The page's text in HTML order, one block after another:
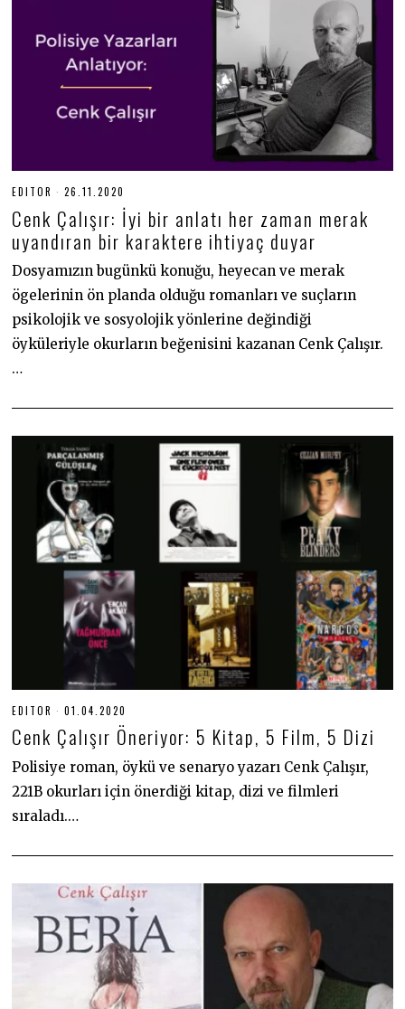
EDITOR 26.11.2020
6
.
1
1
2
2
0
Cenk Çalışır: İyi bir anlatı her zaman merak
uyandıran bir karaktere ihtiyaç duyar
Dosyamızın bugünkü konuğu, heyecan ve merak
ögelerinin ön planda olduğu romanları ve suçların
psikolojik ve sosyolojik yönlerine değindiği
öyküleriyle okurların beğenisini kazanan Cenk Çalışır.
…
EDITOR 01.04.2020
.
6
.
2
Cenk Çalışır Öneriyor: 5 Kitap, 5 Film, 5 Dizi
Polisiye roman, öykü ve senaryo yazarı Cenk Çalışır,
221B okurları için önerdiği kitap, dizi ve filmleri
sıraladı.…